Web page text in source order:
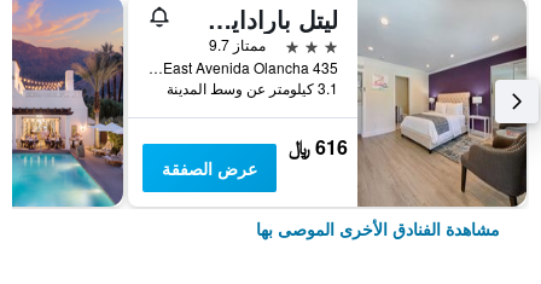
ليتل بارادايس هوتل
3 نجوم
ممتاز 9.7
435 East Avenida Olancha, بالم سبرينغس, CA, الولايات المتحدة الأميريكية
3.1 كيلومتر عن وسط المدينة
616 ﷼
عرض الصفقة
مشاهدة الفنادق الأخرى الموصى بها